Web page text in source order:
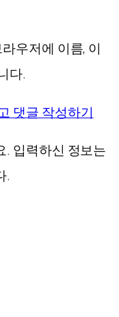
우저에 이름, 이
다.
댓글 작성하기
. 입력하신 정보는
.